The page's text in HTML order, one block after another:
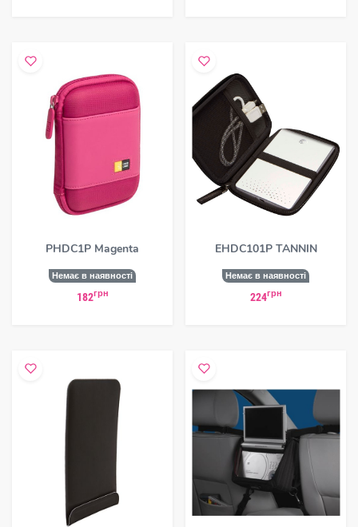
PHDC1P Magenta
Немає в наявності
182грн
EHDC101P TANNIN
Немає в наявності
224грн